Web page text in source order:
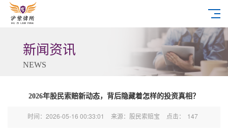
新闻资讯
NEWS
2026年股民索赔新动态，背后隐藏着怎样的投资真相？
时间：2026-05-16 00:33:01 来源：股民索赔宝 点击： 147